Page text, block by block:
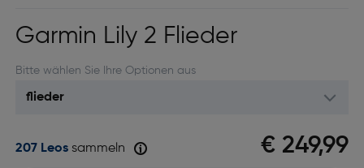
Garmin Lily 2 Flieder
Bitte wählen Sie Ihre Optionen aus
€ 249,99
207 Leossammeln